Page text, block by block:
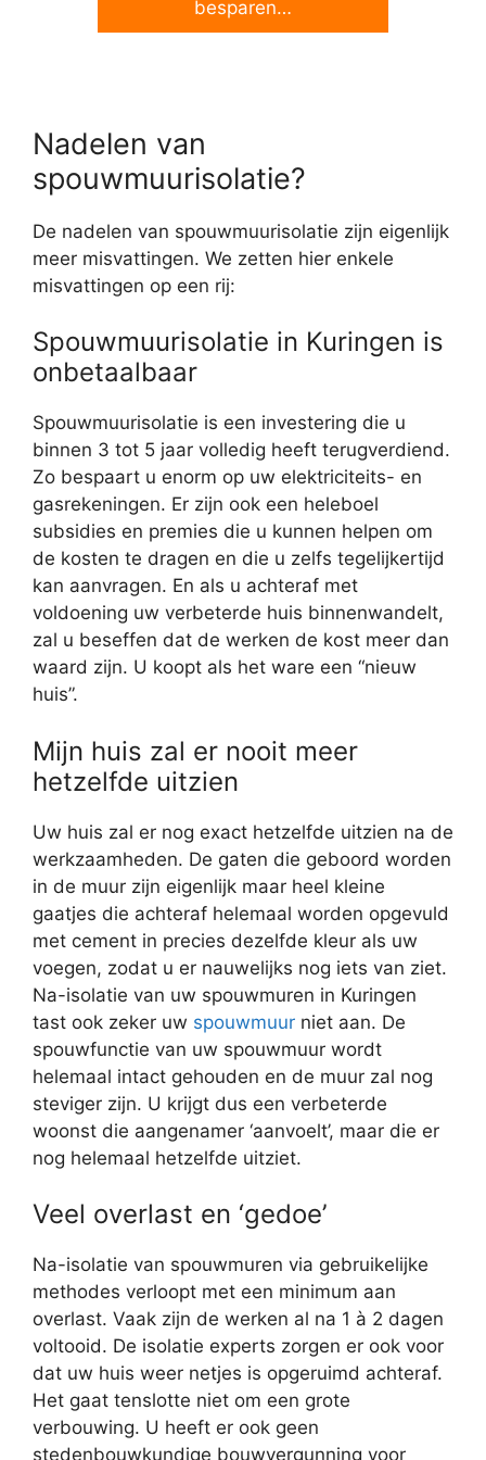
besparen…
Nadelen van
spouwmuurisolatie?
De nadelen van spouwmuurisolatie zijn eigenlijk
meer misvattingen. We zetten hier enkele
misvattingen op een rij:
Spouwmuurisolatie in Kuringen is
onbetaalbaar
Spouwmuurisolatie is een investering die u
binnen 3 tot 5 jaar volledig heeft terugverdiend.
Zo bespaart u enorm op uw elektriciteits- en
gasrekeningen. Er zijn ook een heleboel
subsidies en premies die u kunnen helpen om
de kosten te dragen en die u zelfs tegelijkertijd
kan aanvragen. En als u achteraf met
voldoening uw verbeterde huis binnenwandelt,
zal u beseffen dat de werken de kost meer dan
waard zijn. U koopt als het ware een “nieuw
huis”.
Mijn huis zal er nooit meer
hetzelfde uitzien
Uw huis zal er nog exact hetzelfde uitzien na de
werkzaamheden. De gaten die geboord worden
in de muur zijn eigenlijk maar heel kleine
gaatjes die achteraf helemaal worden opgevuld
met cement in precies dezelfde kleur als uw
voegen, zodat u er nauwelijks nog iets van ziet.
Na-isolatie van uw spouwmuren in Kuringen
tast ook zeker uw spouwmuur niet aan. De
spouwfunctie van uw spouwmuur wordt
helemaal intact gehouden en de muur zal nog
steviger zijn. U krijgt dus een verbeterde
woonst die aangenamer ‘aanvoelt’, maar die er
nog helemaal hetzelfde uitziet.
Veel overlast en ‘gedoe’
Na-isolatie van spouwmuren via gebruikelijke
methodes verloopt met een minimum aan
overlast. Vaak zijn de werken al na 1 à 2 dagen
voltooid. De isolatie experts zorgen er ook voor
dat uw huis weer netjes is opgeruimd achteraf.
Het gaat tenslotte niet om een grote
verbouwing. U heeft er ook geen
stedenbouwkundige bouwvergunning voor